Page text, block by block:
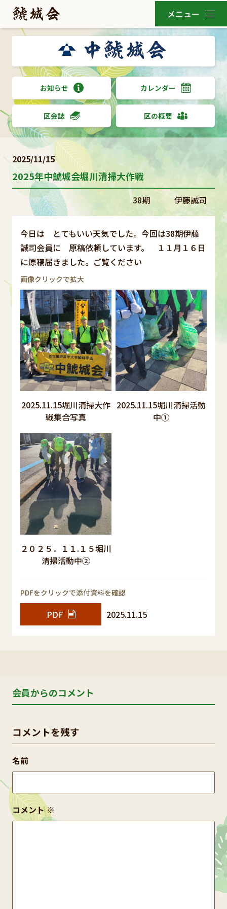
お知らせ カレンダー
区会誌 区の概要
2025/11/15
2025年中鯱城会堀川清掃大作戦
38期 伊藤誠司
今日は とてもいい天気でした。今回は38期伊藤
誠司会員に 原稿依頼しています。 １１月１６日
に原稿届きました。ご覧ください
画像クリックで拡大
2025.11.15堀川清掃大作
戦集合写真
2025.11.15堀川清掃活動
中①
２０２５．１１.１５堀川
清掃活動中②
PDFをクリックで添付資料を確認
PDF 2025.11.15
会員からのコメント
コメントを残す
コメント※
名前